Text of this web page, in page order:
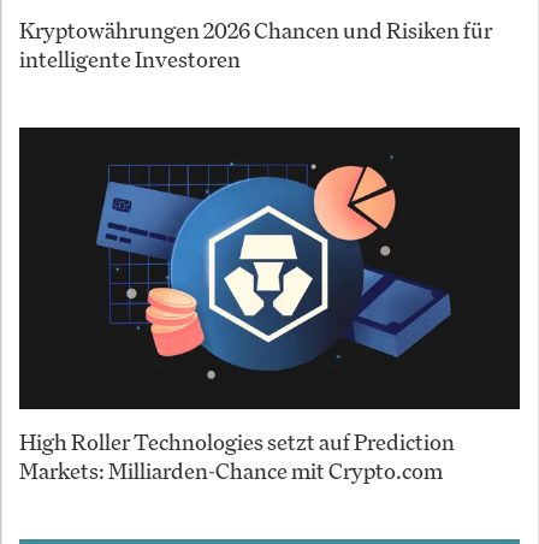
Kryptowährungen 2026 Chancen und Risiken für
intelligente Investoren
High Roller Technologies setzt auf Prediction
Markets: Milliarden-Chance mit Crypto.com